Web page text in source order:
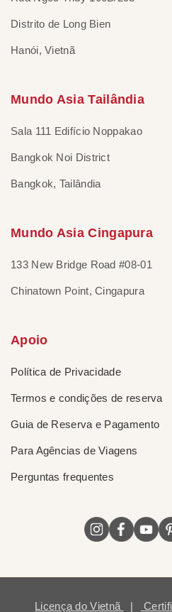
Distrito de Long Bien
Hanói, Vietnã
Mundo Asia Tailândia
Sala 111 Edifício Noppakao
Bangkok Noi District
Bangkok, Tailândia
Mundo Asia Cingapura
133 New Bridge Road #08-01
Chinatown Point, Cingapura
Apoio
Política de Privacidade
Termos e condições de reserva
Guia de Reserva e Pagamento
Para Agências de Viagens
Perguntas frequentes
Licença do Vietnã |